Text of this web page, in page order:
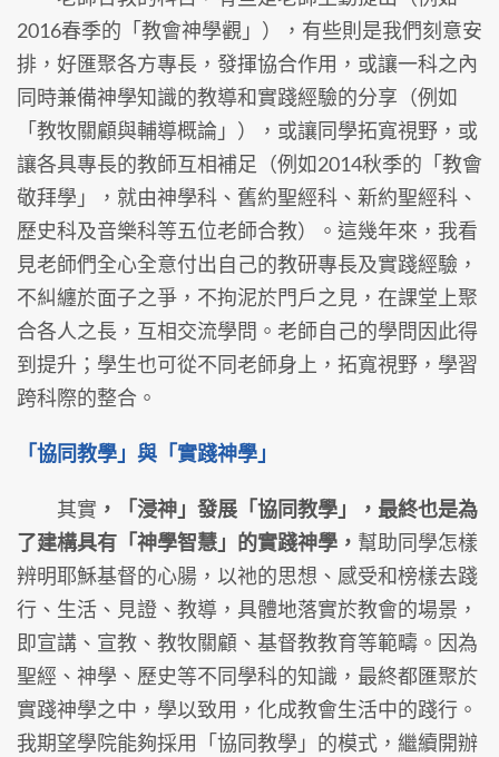
2016春季的「教會神學觀」），有些則是我們刻意安
排，好匯聚各方專長，發揮協合作用，或讓一科之內
同時兼備神學知識的教導和實踐經驗的分享（例如
「教牧關顧與輔導概論」），或讓同學拓寬視野，或
讓各具專長的教師互相補足（例如2014秋季的「教會
敬拜學」，就由神學科、舊約聖經科、新約聖經科、
歷史科及音樂科等五位老師合教）。這幾年來，我看
見老師們全心全意付出自己的教研專長及實踐經驗，
不糾纏於面子之爭，不拘泥於門戶之見，在課堂上聚
合各人之長，互相交流學問。老師自己的學問因此得
到提升；學生也可從不同老師身上，拓寬視野，學習
跨科際的整合。
「協同教學」與「實踐神學」
其實 ，「浸神」發展「協同教學」，最終也是為
了建構具有「神學智慧」的實踐神學， 幫助同學怎樣
辨明耶穌基督的心腸，以祂的思想、感受和榜樣去踐
行、生活、見證、教導，具體地落實於教會的場景，
即宣講、宣教、教牧關顧、基督教教育等範疇。因為
聖經、神學、歷史等不同學科的知識，最終都匯聚於
實踐神學之中，學以致用，化成教會生活中的踐行。
我期望學院能夠採用「協同教學」的模式，繼續開辦